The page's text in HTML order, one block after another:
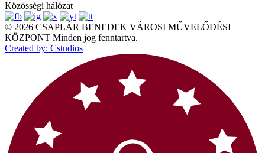
Közösségi hálózat
© 2026 CSAPLÁR BENEDEK VÁROSI MŰVELŐDÉSI
KÖZPONT Minden jog fenntartva.
Created by: Cstudios